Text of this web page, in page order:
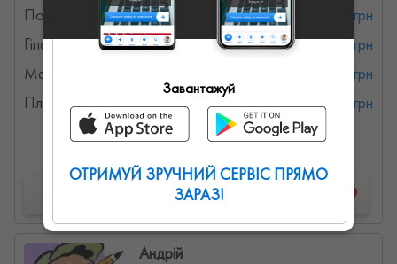
Покрівельні роботи
от 350 грн
Гіпсокартон
от 280 грн
Малярні, штукатурні роботи
от 75 грн
Плиточники
от 360 грн
Детальна інформація
Запропонувати роботу
Андрій
Завантажуй
ОТРИМУЙ ЗРУЧНИЙ СЕРВІС ПРЯМО
ЗАРАЗ!